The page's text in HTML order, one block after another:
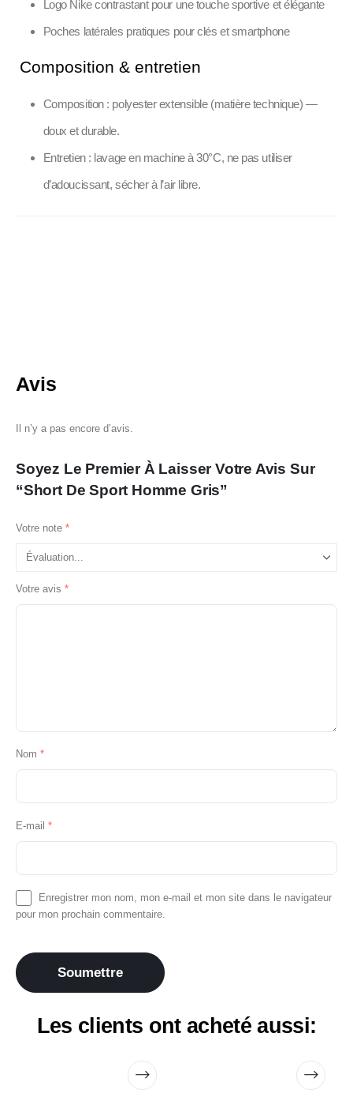
Logo Nike contrastant pour une touche sportive et élégante
Poches latérales pratiques pour clés et smartphone
Composition & entretien
Composition : polyester extensible (matière technique) —
doux et durable.
Entretien : lavage en machine à 30°C, ne pas utiliser
d’adoucissant, sécher à l’air libre.
Avis
Il n’y a pas encore d’avis.
Soyez Le Premier À Laisser Votre Avis Sur
“Short De Sport Homme Gris”
Votre note *
Votre avis *
Nom *
E-mail *
Enregistrer mon nom, mon e-mail et mon site dans le navigateur
pour mon prochain commentaire.
Les clients ont acheté aussi: